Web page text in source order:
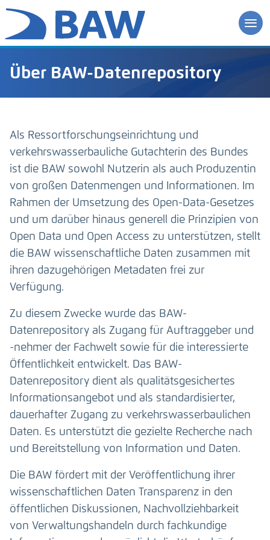
Über BAW-Datenrepository
Als Ressortforschungseinrichtung und
verkehrswasserbauliche Gutachterin des Bundes
ist die BAW sowohl Nutzerin als auch Produzentin
von großen Datenmengen und Informationen. Im
Rahmen der Umsetzung des Open-Data-Gesetzes
und um darüber hinaus generell die Prinzipien von
Open Data und Open Access zu unterstützen, stellt
die BAW wissenschaftliche Daten zusammen mit
ihren dazugehörigen Metadaten frei zur
Verfügung.
Zu diesem Zwecke wurde das BAW-
Datenrepository als Zugang für Auftraggeber und
-nehmer der Fachwelt sowie für die interessierte
Öffentlichkeit entwickelt. Das BAW-
Datenrepository dient als qualitätsgesichertes
Informationsangebot und als standardisierter,
dauerhafter Zugang zu verkehrswasserbaulichen
Daten. Es unterstützt die gezielte Recherche nach
und Bereitstellung von Information und Daten.
Die BAW fördert mit der Veröffentlichung ihrer
wissenschaftlichen Daten Transparenz in den
öffentlichen Diskussionen, Nachvollziehbarkeit
von Verwaltungshandeln durch fachkundige